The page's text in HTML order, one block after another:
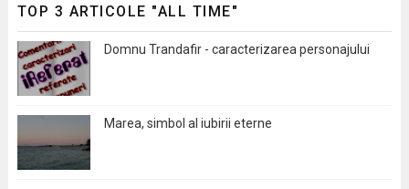
TOP 3 ARTICOLE "ALL TIME"
Domnu Trandafir - caracterizarea personajului
Marea, simbol al iubirii eterne